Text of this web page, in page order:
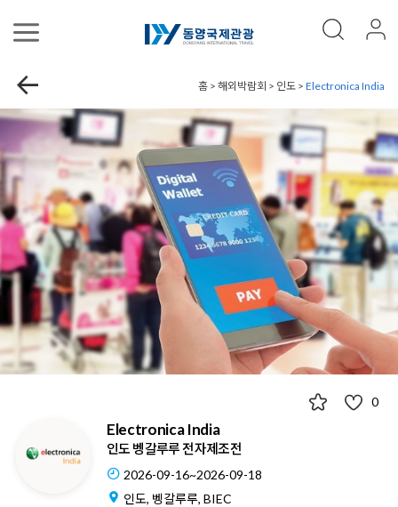
홈 > 해외박람회 > 인도 > Electronica India
0
Electronica India
인도 벵갈루루 전자제조전
2026-09-16~2026-09-18
인도, 벵갈루루, BIEC